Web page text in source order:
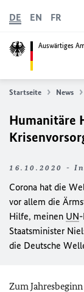
Auswärtiges
DE EN FR
Startseite News
Humanitäre
16.10.2020 -
Corona hat die
vor allem die
Hilfe, meinen UN
Staatsminister
die Deutsche
Zum